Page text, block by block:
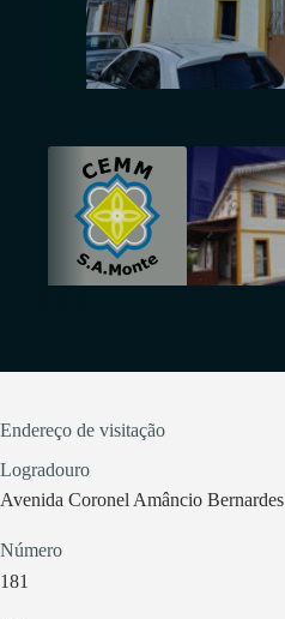
Endereço de visitação
Logradouro
Avenida Coronel Amâncio Bernardes
Número
181